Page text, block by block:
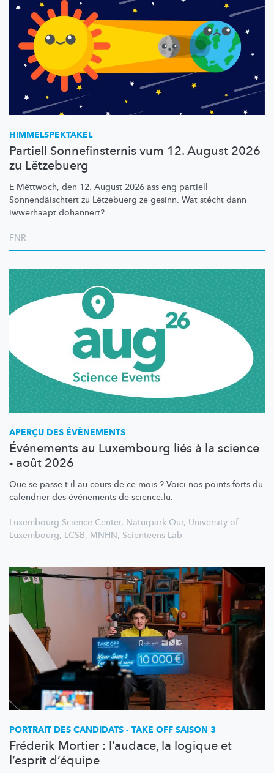
HIMMELSPEKTAKEL
Partiell Sonnefinsternis vum 12. August 2026
zu Lëtzebuerg
E Mëttwoch, den 12. August 2026 ass eng partiell
Sonnendäischtert zu Lëtzebuerg ze gesinn. Wat stécht dann
iwwerhaapt dohannert?
FNR
APERÇU DES ÉVÈNEMENTS
Événements au Luxembourg liés à la science
- août 2026
Que se passe-t-il au cours de ce mois ? Voici nos points forts du
calendrier des événements de science.lu.
Luxembourg Science Center, Naturpark Our, University of
Luxembourg, LCSB, MNHN, Scienteens Lab
PORTRAIT DES CANDIDATS - TAKE OFF SAISON 3
Fréderik Mortier : l’audace, la logique et
l’esprit d’équipe